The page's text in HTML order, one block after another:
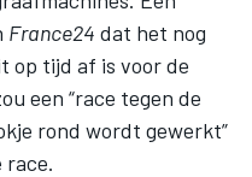
France24 dat het nog
op tijd af is voor de
een “race tegen de
rond wordt gewerkt”
race.